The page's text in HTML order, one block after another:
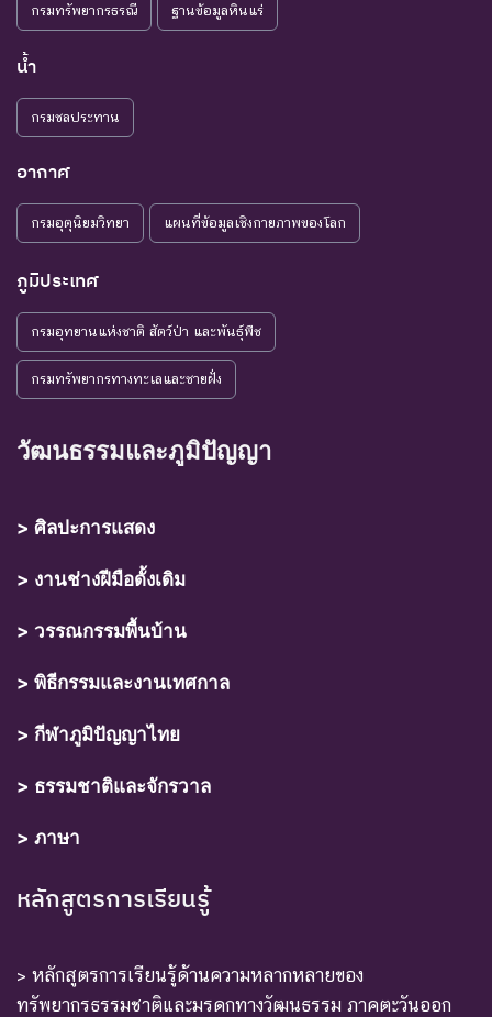
กรมทรัพยากรธรณี ฐานข้อมูลหินแร่
น้ำ
กรมชลประทาน
อากาศ
กรมอุตุนิยมวิทยา แผนที่ข้อมูลเชิงกายภาพของโลก
ภูมิประเทศ
กรมอุทยานแห่งชาติ สัตว์ป่า และพันธุ์พืช
กรมทรัพยากรทางทะเลและชายฝั่ง
วัฒนธรรมและภูมิปัญญา
> ศิลปะการแสดง
> งานช่างฝีมือดั้งเดิม
> วรรณกรรมพื้นบ้าน
> พิธีกรรมและงานเทศกาล
> กีฬาภูมิปัญญาไทย
> ธรรมชาติและจักรวาล
> ภาษา
หลักสูตรการเรียนรู้
> หลักสูตรการเรียนรู้ด้านความหลากหลายของ
ทรัพยากรธรรมชาติและมรดกทางวัฒนธรรม ภาคตะวันออก